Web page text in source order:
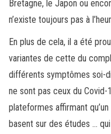
Bretagne, le Japon ou
n’existe toujours pas à
En plus de cela, il a été
variantes de cette du
différents symptômes soi-
ne sont pas ceux du
plateformes affirmant
basent sur des études …